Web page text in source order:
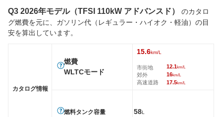
タイヤ
前輪サイズ 255/45R19 235/55R18 235/
後輪サイズ 255/45R19
- 12.1km/L
9.4km/L
WLTC/郊外
-
Q3 2026年モデル（TFSI 110kW アドバンスド）
のカタロ
グ燃費を元に、ガソリン代（レギュラー・ハイオク・軽油）の目
安を算出しています。
カタログ情報
燃費
WLTCモード
15.6km/L
市街地
郊外
高速道路
12.1km/L
16km/L
17.5km/L
燃料タンク容量 58L